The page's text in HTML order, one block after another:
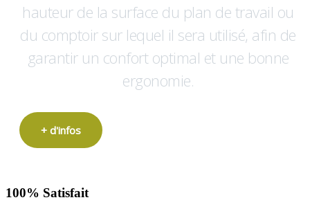
hauteur de la surface du plan de travail ou
du comptoir sur lequel il sera utilisé, afin de
garantir un confort optimal et une bonne
ergonomie.
+ d'infos
100% Satisfait